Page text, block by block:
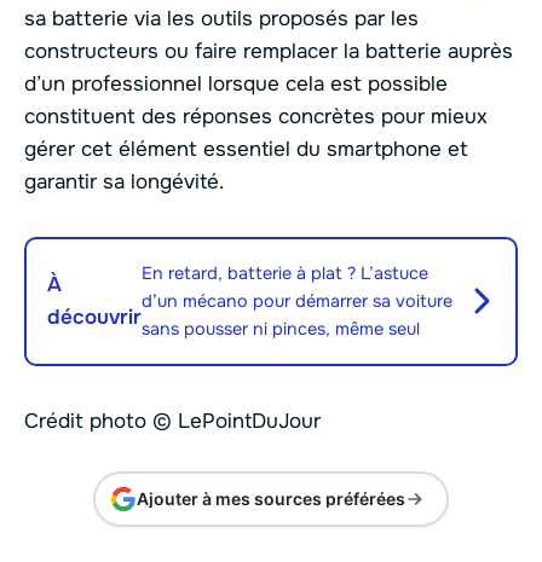
sa batterie via les outils proposés par les
constructeurs ou faire remplacer la batterie auprès
d’un professionnel lorsque cela est possible
constituent des réponses concrètes pour mieux
gérer cet élément essentiel du smartphone et
garantir sa longévité.
À
découvrir
En retard, batterie à plat ? L’astuce
d’un mécano pour démarrer sa voiture
sans pousser ni pinces, même seul
Crédit photo © LePointDuJour
Ajouter à mes sources préférées